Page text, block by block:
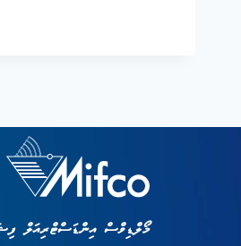
މޯލްޑިވްސް އިންޑަސްޓްރިއަލް